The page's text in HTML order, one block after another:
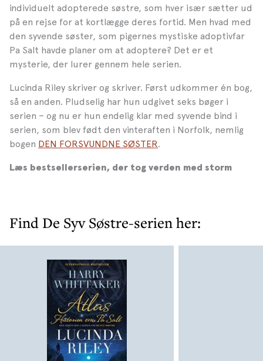
individuelt adopterede søstre, som hver især sætter ud
på en rejse for at kortlægge deres fortid. Men hvad med
den syvende søster, som pigernes mystiske adoptivfar
Pa Salt havde planer om at adoptere? Det er et
mysterie, der lurer gennem hele serien.
Lucinda Riley skriver og skriver. Først udkommer én bog,
så en anden. Pludselig har hun udgivet seks bøger i
serien – og nu er hun endelig klar med syvende bind i
serien, som blev født den vinteraften i Norfolk, nemlig
bogen DEN FORSVUNDNE SØSTER.
Læs bestsellerserien, der tog verden med storm
Find De Syv Søstre-serien her: